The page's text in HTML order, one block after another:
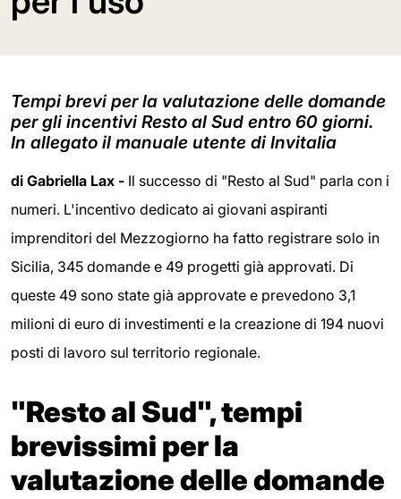
Tempi brevi per la valutazione delle domande
per gli incentivi Resto al Sud entro 60 giorni.
In allegato il manuale utente di Invitalia
di Gabriella Lax - Il successo di "Resto al Sud" parla con i
numeri. L'incentivo dedicato ai giovani aspiranti
imprenditori del Mezzogiorno ha fatto registrare solo in
Sicilia, 345 domande e 49 progetti già approvati. Di
queste 49 sono state già approvate e prevedono 3,1
milioni di euro di investimenti e la creazione di 194 nuovi
posti di lavoro sul territorio regionale.
"Resto al Sud", tempi
brevissimi per la
valutazione delle domande